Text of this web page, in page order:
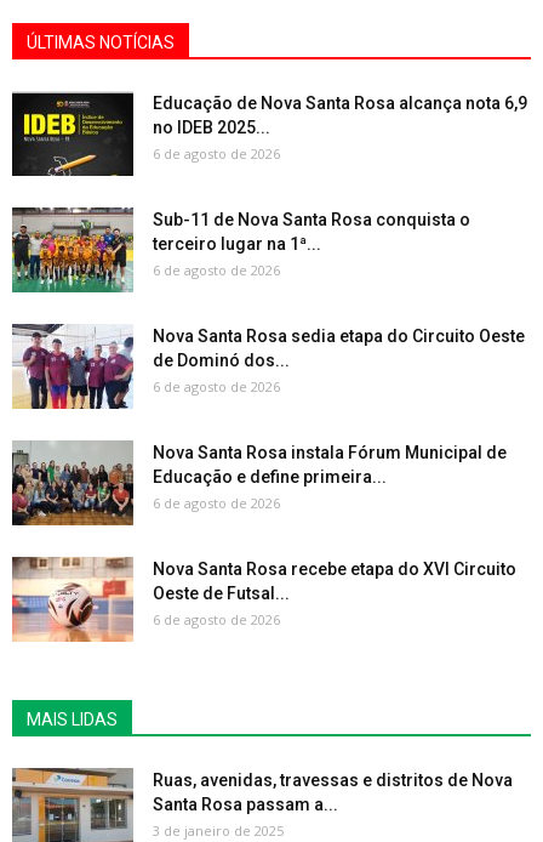
ÚLTIMAS NOTÍCIAS
Educação de Nova Santa Rosa alcança nota 6,9
no IDEB 2025...
6 de agosto de 2026
Sub-11 de Nova Santa Rosa conquista o
terceiro lugar na 1ª...
6 de agosto de 2026
Nova Santa Rosa sedia etapa do Circuito Oeste
de Dominó dos...
6 de agosto de 2026
Nova Santa Rosa instala Fórum Municipal de
Educação e define primeira...
6 de agosto de 2026
Nova Santa Rosa recebe etapa do XVI Circuito
Oeste de Futsal...
6 de agosto de 2026
MAIS LIDAS
Ruas, avenidas, travessas e distritos de Nova
Santa Rosa passam a...
3 de janeiro de 2025